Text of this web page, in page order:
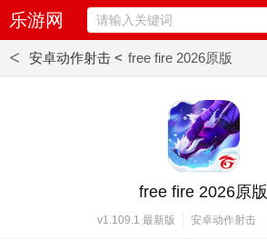
乐游网
< 安卓动作射击 < free fire 2026原版
free fire 2026原版
v1.109.1 最新版 安卓动作射击